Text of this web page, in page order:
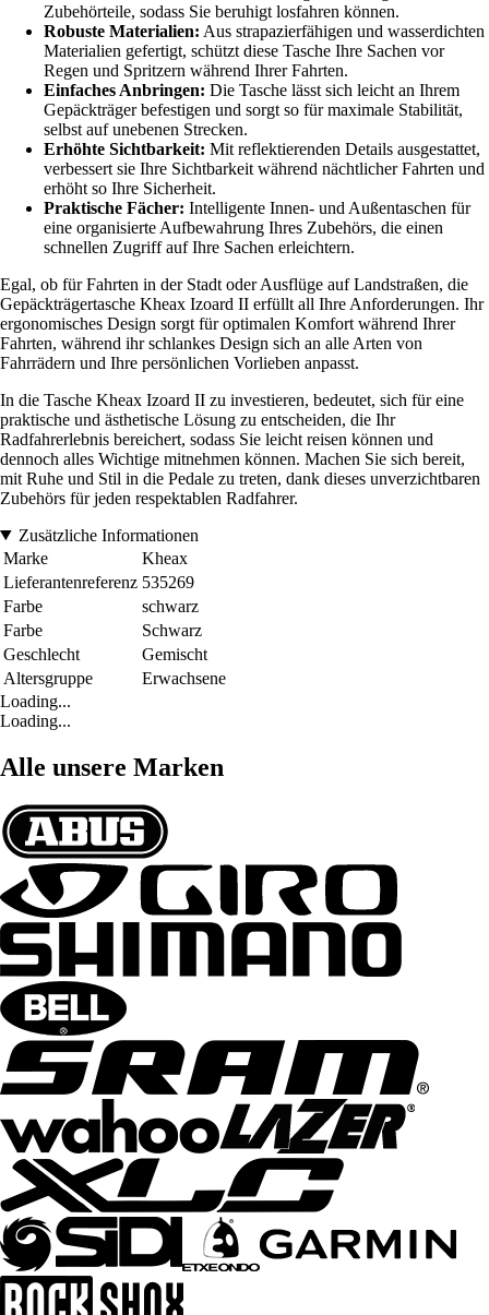
Zubehörteile, sodass Sie beruhigt losfahren können.
Robuste Materialien: Aus strapazierfähigen und wasserdichten
Materialien gefertigt, schützt diese Tasche Ihre Sachen vor
Regen und Spritzern während Ihrer Fahrten.
Einfaches Anbringen: Die Tasche lässt sich leicht an Ihrem
Gepäckträger befestigen und sorgt so für maximale Stabilität,
selbst auf unebenen Strecken.
Erhöhte Sichtbarkeit: Mit reflektierenden Details ausgestattet,
verbessert sie Ihre Sichtbarkeit während nächtlicher Fahrten und
erhöht so Ihre Sicherheit.
Praktische Fächer: Intelligente Innen- und Außentaschen für
eine organisierte Aufbewahrung Ihres Zubehörs, die einen
schnellen Zugriff auf Ihre Sachen erleichtern.
Egal, ob für Fahrten in der Stadt oder Ausflüge auf Landstraßen, die
Gepäckträgertasche Kheax Izoard II erfüllt all Ihre Anforderungen. Ihr
ergonomisches Design sorgt für optimalen Komfort während Ihrer
Fahrten, während ihr schlankes Design sich an alle Arten von
Fahrrädern und Ihre persönlichen Vorlieben anpasst.
In die Tasche Kheax Izoard II zu investieren, bedeutet, sich für eine
praktische und ästhetische Lösung zu entscheiden, die Ihr
Radfahrerlebnis bereichert, sodass Sie leicht reisen können und
dennoch alles Wichtige mitnehmen können. Machen Sie sich bereit,
mit Ruhe und Stil in die Pedale zu treten, dank dieses unverzichtbaren
Zubehörs für jeden respektablen Radfahrer.
Zusätzliche Informationen
Marke
Kheax
Lieferantenreferenz 535269
Farbe
schwarz
Farbe
Schwarz
Geschlecht
Gemischt
Altersgruppe
Erwachsene
Loading...
Loading...
Alle unsere Marken